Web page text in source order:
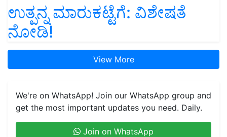
ಉತ್ಪನ್ನ ಮಾರುಕಟ್ಟೆಗೆ: ವಿಶೇಷತೆ
ನೋಡಿ!
View More
We're on WhatsApp! Join our WhatsApp group and
get the most important updates you need. Daily.
Join on WhatsApp